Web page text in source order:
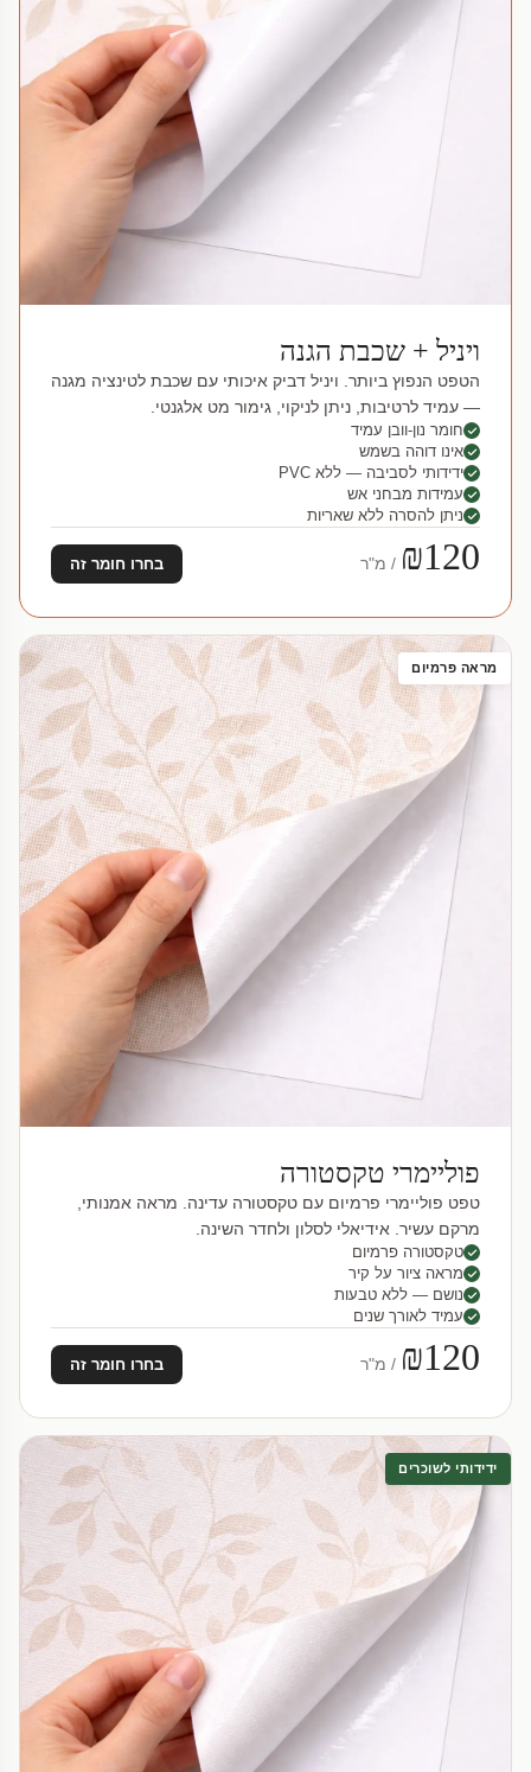
ויניל + שכבת הגנה
הטפט הנפוץ ביותר. ויניל דביק איכותי עם שכבת לטינציה מגנה
— עמיד לרטיבות, ניתן לניקוי, גימור מט אלגנטי.
חומר נון-וובן עמיד
אינו דוהה בשמש
ידידותי לסביבה — ללא PVC
עמידות מבחני אש
ניתן להסרה ללא שאריות
₪120 / מ"ר בחרו חומר זה
מראה פרמיום
פוליימרי טקסטורה
טפט פוליימרי פרמיום עם טקסטורה עדינה. מראה אמנותי,
מרקם עשיר. אידיאלי לסלון ולחדר השינה.
טקסטורה פרמיום
מראה ציור על קיר
נושם — ללא טבעות
עמיד לאורך שנים
₪120 / מ"ר בחרו חומר זה
ידידותי לשוכרים